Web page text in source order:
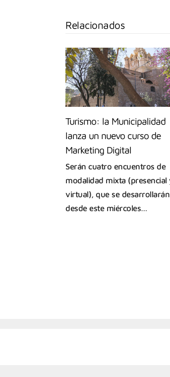
Relacionados
Turismo: la Municipalidad
lanza un nuevo curso de
Marketing Digital
Serán cuatro encuentros de
modalidad mixta (presencial
virtual), que se desarrollarán
desde este miércoles…